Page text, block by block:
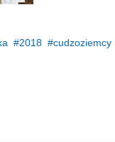
2018 cudzoziemcy